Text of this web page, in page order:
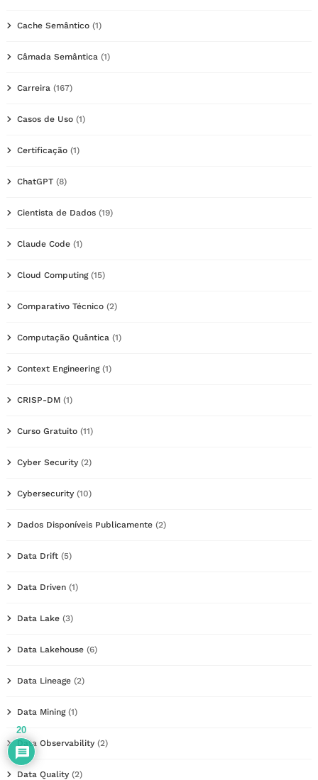
Cache Semântico (1)
Câmada Semântica (1)
Carreira (167)
Casos de Uso (1)
Certificação (1)
ChatGPT (8)
Cientista de Dados (19)
Claude Code (1)
Cloud Computing(15)
Comparativo Técnico (2)
Computação Quântica (1)
Context Engineering(1)
CRISP-DM (1)
Curso Gratuito (11)
Cyber Security (2)
Cybersecurity (10)
Dados Disponíveis Publicamente (2)
Data Drift (5)
Data Driven (1)
Data Lake (3)
Data Lakehouse (6)
Data Lineage (2)
Data Mining(1)
Data Observability (2)
Data Quality (2)
20